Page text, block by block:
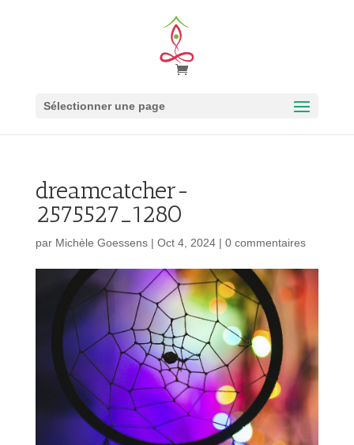
Sélectionner une page
dreamcatcher-
2575527_1280
par Michèle Goessens| Oct 4, 2024| 0 commentaires